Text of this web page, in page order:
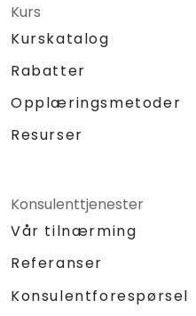
Kurs
Kurskatalog
Rabatter
Opplæringsmetoder
Resurser
Konsulenttjenester
Vår tilnærming
Referanser
Konsulentforespørsel